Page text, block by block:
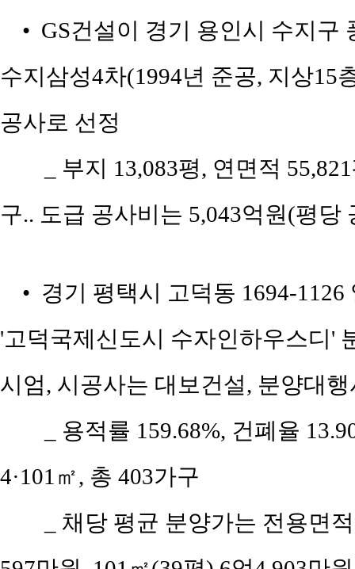
• GS건설이 경기 용인시 수지구
수지삼성4차(1994년 준공, 지상15
공사로 선정
_ 부지 13,083평, 연면적
구.. 도급 공사비는 5,043억원(평당
• 경기 평택시 고덕동 1694-
'고덕국제신도시 수자인하우스디'
시엄, 시공사는 대보건설, 분양대
_ 용적률 159.68%, 건폐율
4·101㎡, 총 403가구
_ 채당 평균 분양가는 전용면